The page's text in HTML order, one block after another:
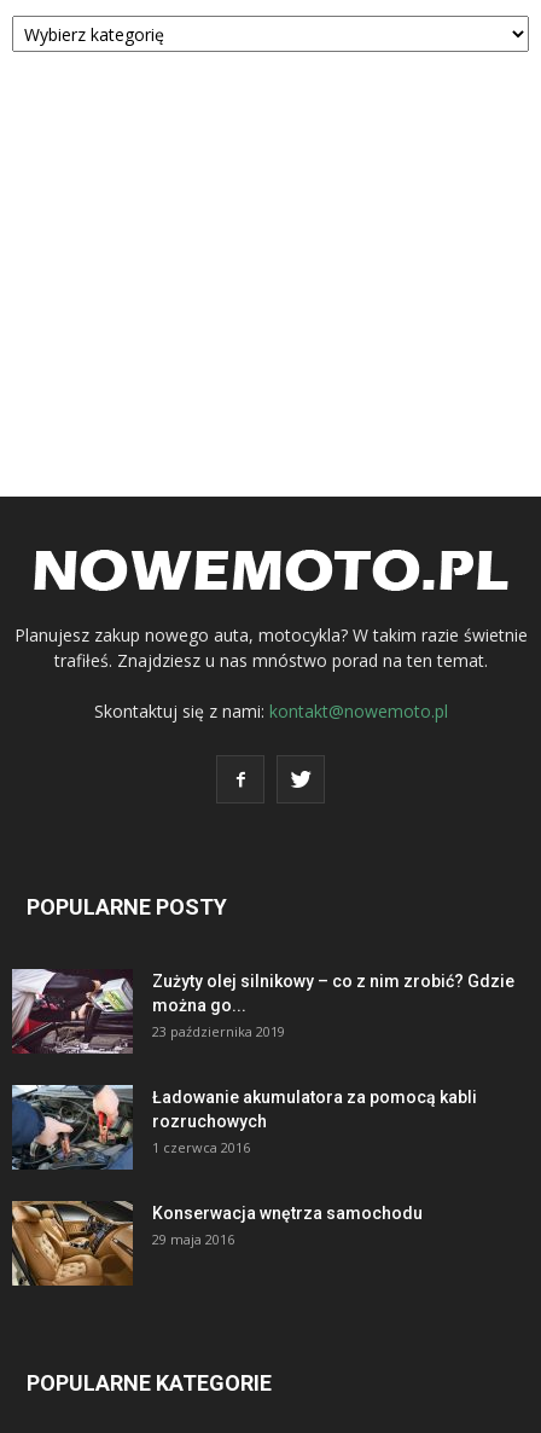
Kategorie
Planujesz zakup nowego auta, motocykla? W takim razie świetnie
trafiłeś. Znajdziesz u nas mnóstwo porad na ten temat.
Skontaktuj się z nami: kontakt@nowemoto.pl
POPULARNE POSTY
Zużyty olej silnikowy – co z nim zrobić? Gdzie
można go...
23 października 2019
Ładowanie akumulatora za pomocą kabli
rozruchowych
1 czerwca 2016
Konserwacja wnętrza samochodu
29 maja 2016
POPULARNE KATEGORIE